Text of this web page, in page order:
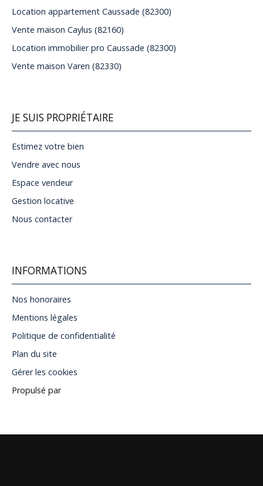
Location appartement Caussade (82300)
Vente maison Caylus (82160)
Location immobilier pro Caussade (82300)
Vente maison Varen (82330)
JE SUIS PROPRIÉTAIRE
Estimez votre bien
Vendre avec nous
Espace vendeur
Gestion locative
Nous contacter
INFORMATIONS
Nos honoraires
Mentions légales
Politique de confidentialité
Plan du site
Gérer les cookies
Propulsé par